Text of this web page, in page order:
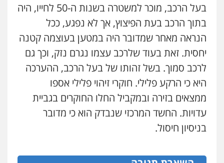
עו"ד אלון קריטי
פלילי כלכלי אלימות סמים מעצרים
0525544654
מנשה, אלמוג – עורכי דין
פלילי עבירות תנועה צווארון לבן תעבורה
עורכי דין לענייני אסירים מעצרים וחקירות
0546470989
בעל הרכב, מוכר למשטרה בשנות ה-50 לחייו, היה
בתוך הרכב בעת הפיצוץ, אך לא נפגע, ככל
הנראה מאחר שמדובר היה במטען בעוצמה קטנה
יחסית. זאת בעוד שלרכב עצמו נגרם נזק, וכך גם
לרכב סמוך. בשל זהותו של בעל הרכב, ההערכה
היא כי הרקע פלילי. חוקרי זיהוי פלילי אספו
ממצאים בזירה ובמקביל החלו החוקרים בגביית
עדויות. החשד המרכזי שנבדק הוא כי מדובר
בניסיון חיסול.
עו"ד בועז קניג
פלילי משפחה כלכלי צבאי
0507003001
ויקי שמואל – משרד עו"ד
פלילי משפט פלילי
0528959600
0545437431